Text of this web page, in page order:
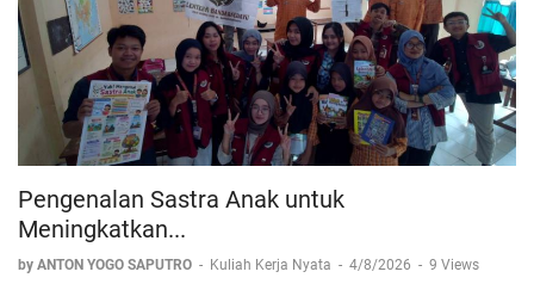
Pengenalan Sastra Anak untuk
Meningkatkan...
by ANTON YOGO SAPUTRO - Kuliah Kerja Nyata - 4/8/2026 - 9 Views